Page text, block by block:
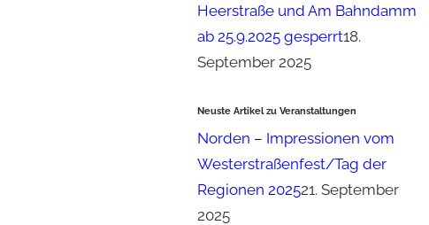
Heerstraße und Am Bahndamm
ab 25.9.2025 gesperrt18.
September 2025
Neuste Artikel zu Veranstaltungen
Norden – Impressionen vom
Westerstraßenfest/Tag der
Regionen 202521. September
2025